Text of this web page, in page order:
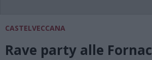
CASTELVECCANA
Rave party alle